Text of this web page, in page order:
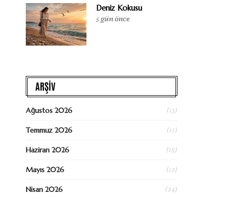
Deniz Kokusu
5 gün önce
ARŞİV
Ağustos 2026 (13)
Temmuz 2026 (15)
Haziran 2026 (18)
Mayıs 2026 (12)
Nisan 2026 (24)